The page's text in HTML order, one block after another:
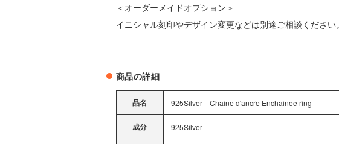
＜オーダーメイドオプション＞
イニシャル刻印やデザイン変更などは別途ご相談ください。
商品の詳細
品名 925Silver Chaine d'ancre Enchainee ring
成分 925Silver